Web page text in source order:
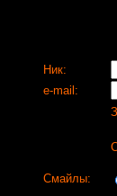
Ник:
e-mail:
Смайлы: